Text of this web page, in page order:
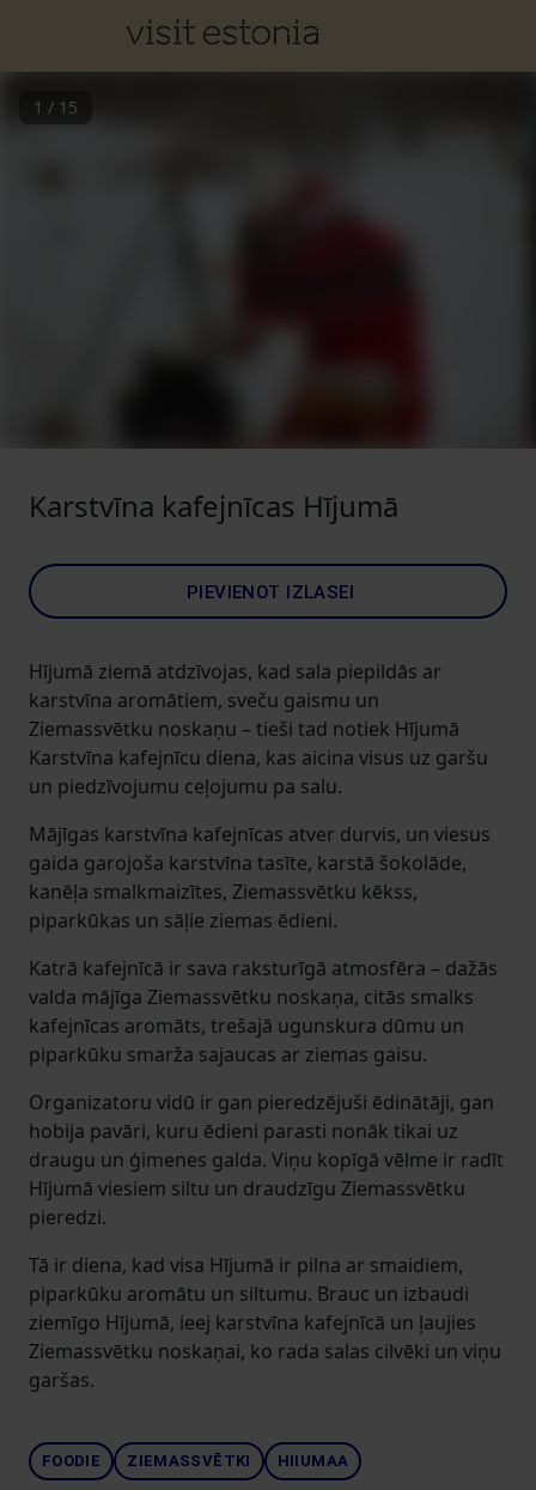
1 / 15
Karstvīna kafejnīcas Hījumā
PIEVIENOT IZLASEI
Hījumā ziemā atdzīvojas, kad sala piepildās ar
karstvīna aromātiem, sveču gaismu un
Ziemassvētku noskaņu – tieši tad notiek Hījumā
Karstvīna kafejnīcu diena, kas aicina visus uz garšu
un piedzīvojumu ceļojumu pa salu.
Mājīgas karstvīna kafejnīcas atver durvis, un viesus
gaida garojoša karstvīna tasīte, karstā šokolāde,
kanēļa smalkmaizītes, Ziemassvētku kēkss,
piparkūkas un sāļie ziemas ēdieni.
Katrā kafejnīcā ir sava raksturīgā atmosfēra – dažās
valda mājīga Ziemassvētku noskaņa, citās smalks
kafejnīcas aromāts, trešajā ugunskura dūmu un
piparkūku smarža sajaucas ar ziemas gaisu.
Organizatoru vidū ir gan pieredzējuši ēdinātāji, gan
hobija pavāri, kuru ēdieni parasti nonāk tikai uz
draugu un ģimenes galda. Viņu kopīgā vēlme ir radīt
Hījumā viesiem siltu un draudzīgu Ziemassvētku
pieredzi.
Tā ir diena, kad visa Hījumā ir pilna ar smaidiem,
piparkūku aromātu un siltumu. Brauc un izbaudi
ziemīgo Hījumā, ieej karstvīna kafejnīcā un ļaujies
Ziemassvētku noskaņai, ko rada salas cilvēki un viņu
garšas.
FOODIE ZIEMASSVĒTKI HIIUMAA